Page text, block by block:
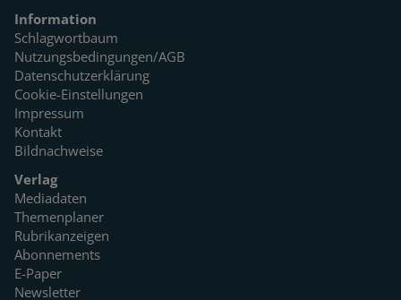
Information
Schlagwortbaum
Nutzungsbedingungen/AGB
Datenschutzerklärung
Cookie-Einstellungen
Impressum
Kontakt
Bildnachweise
Verlag
Mediadaten
Themenplaner
Rubrikanzeigen
Abonnements
E-Paper
Newsletter